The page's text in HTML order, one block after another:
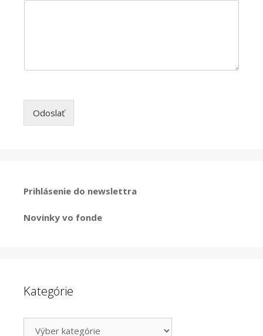
Odoslať
Prihlásenie do newslettra
Novinky vo fonde
Kategórie